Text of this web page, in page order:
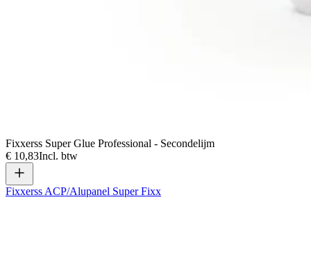
Fixxerss Super Glue Professional - Secondelijm
€ 10,83Incl. btw
Fixxerss ACP/Alupanel Super Fixx